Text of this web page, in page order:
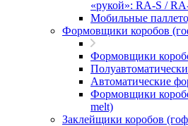
«рукой»: RA-S /
Мобильные
Формовщики коробов
Формовщики
Автоматические
Формовщики
melt)
Заклейщики коробов